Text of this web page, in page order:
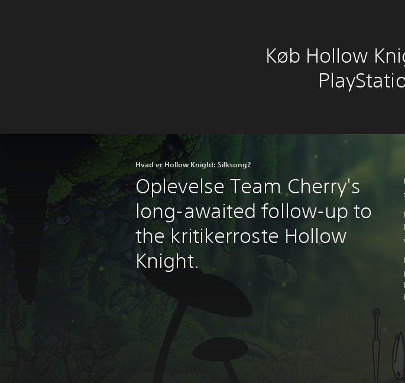
Køb Hollow
Hvad er Hollow Knight: Silksong?
Oplevelse Team Cherry's
long-awaited follow-up to
the kritikerroste Hollow
Knight.